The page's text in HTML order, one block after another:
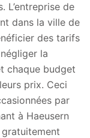
L’entreprise de
dans la ville de
des tarifs
la
chaque budget
prix. Ceci
par
à Haeusern